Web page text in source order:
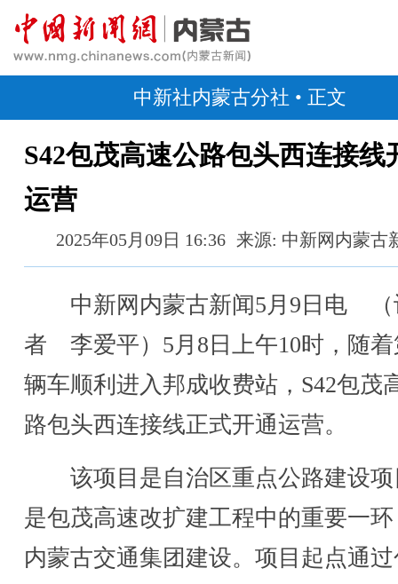
中新社内蒙古分社 • 正文
S42包茂高速公路包头西连接线
运营
2025年05月09日 16:36 来源: 中新网内蒙古
中新网内蒙古新闻5月9日电 （
者 李爱平）5月8日上午10时，随着
辆车顺利进入邦成收费站，S42包茂
路包头西连接线正式开通运营。
该项目是自治区重点公路建设项
是包茂高速改扩建工程中的重要一
内蒙古交通集团建设。项目起点通